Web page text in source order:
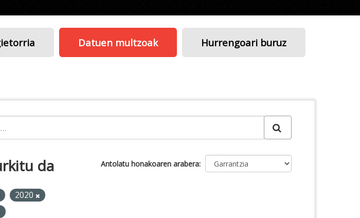
Datuen multzoak Hurrengoari buruz
Antolatu honakoaren arabera
da
2020